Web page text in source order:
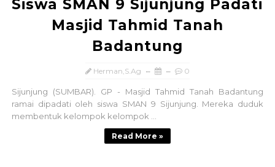
Siswa SMAN 9 Sijunjung Padati
Masjid Tahmid Tanah
Badantung
Herman,S.Ag 0
Sijunjung (SUMBAR). GP - Masjid Tahmid Tanah Badantung
ramai dipadati oleh siswa SMAN 9 Sijunjung. Mereka duduk
membentuk kelompok kelompok ...
Read More »